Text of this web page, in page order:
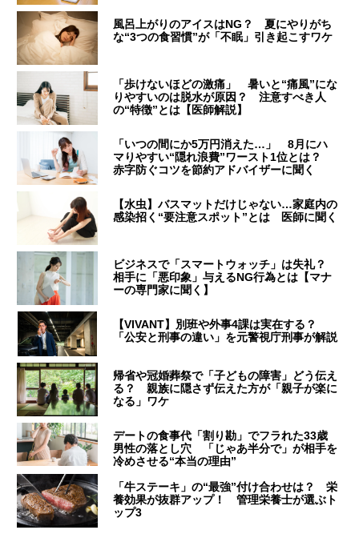
風呂上がりのアイスはNG？ 夏にやりがち
な“3つの食習慣”が「不眠」引き起こすワケ
「歩けないほどの激痛」 暑いと“痛風”にな
りやすいのは脱水が原因？ 注意すべき人
の“特徴”とは【医師解説】
「いつの間にか5万円消えた…」 8月にハ
マりやすい“隠れ浪費”ワースト1位とは？
赤字防ぐコツを節約アドバイザーに聞く
【水虫】バスマットだけじゃない…家庭内の
感染招く“要注意スポット”とは 医師に聞く
ビジネスで「スマートウォッチ」は失礼？
相手に「悪印象」与えるNG行為とは【マナ
ーの専門家に聞く】
【VIVANT】別班や外事4課は実在する？
「公安と刑事の違い」を元警視庁刑事が解説
帰省や冠婚葬祭で「子どもの障害」どう伝え
る？ 親族に隠さず伝えた方が「親子が楽に
なる」ワケ
デートの食事代「割り勘」でフラれた33歳
男性の落とし穴 「じゃあ半分で」が相手を
冷めさせる“本当の理由”
「牛ステーキ」の“最強”付け合わせは？ 栄
養効果が抜群アップ！ 管理栄養士が選ぶト
ップ3